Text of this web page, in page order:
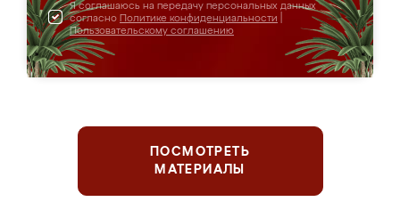
Я соглашаюсь на передачу персональных данных
согласно Политике конфиденциальности
Пользовательскому соглашению
ПОСМОТРЕТЬ
МАТЕРИАЛЫ